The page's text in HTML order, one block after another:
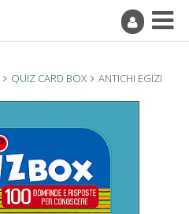
QUIZ CARD BOX ANTICHI EGIZI